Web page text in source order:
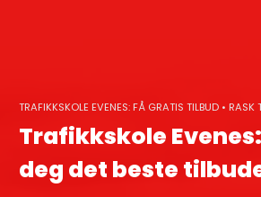
TRAFIKKSKOLE EVENES: FÅ GRATIS TILBUD • RASK
Trafikkskole
deg det beste